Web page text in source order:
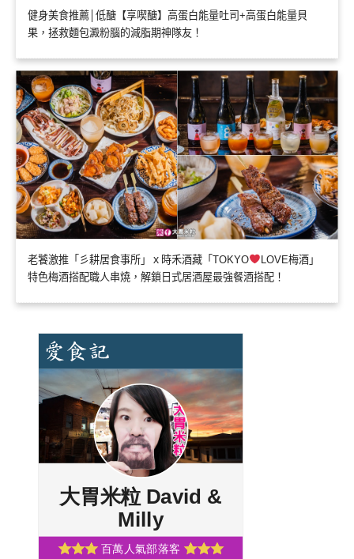
健身美食推薦│低醣【享喫醣】高蛋白能量吐司+高蛋白能量貝
果，拯救麵包澱粉腦的減脂期神隊友！
老饕激推「彡耕居食事所」ｘ時禾酒藏「TOKYO
LOVE梅酒」
特色梅酒搭配職人串燒，解鎖日式居酒屋最強餐酒搭配！